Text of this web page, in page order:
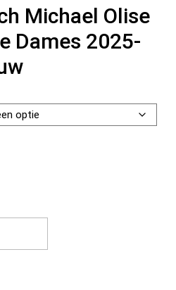
Michael Olise
Dames 2025-